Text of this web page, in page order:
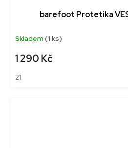
barefoot Protetika
Skladem(1 ks)
1 290 Kč
21